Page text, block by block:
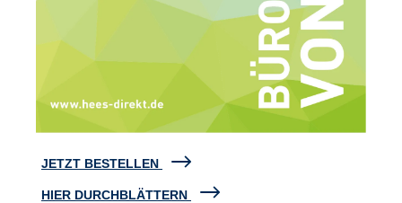
JETZT BESTELLEN
HIER DURCHBLÄTTERN